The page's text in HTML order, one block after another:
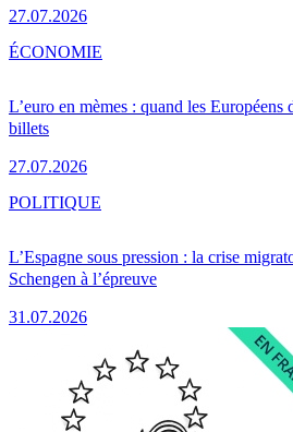
27.07.2026
L’euro en mèmes : quand les Européens
billets
27.07.2026
ÉCONOMIE
L’Espagne sous pression : la crise
Schengen à l’épreuve
31.07.2026
POLITIQUE